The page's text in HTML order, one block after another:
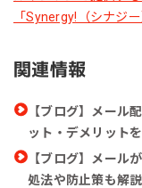
関連情報
【ブログ】メール
ット・デメリット
【ブログ】メール
処法や防止策も解説